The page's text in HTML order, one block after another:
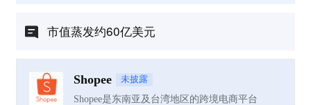
市值蒸发约60亿美元
Shopee 未披露
Shopee是东南亚及台湾地区的跨境电商平台